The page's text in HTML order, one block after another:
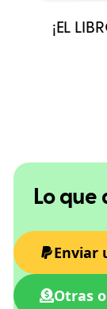
¡EL
Lo
Enviar
Otras